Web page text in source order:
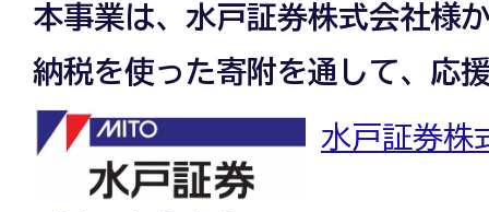
本事業は、水戸証券株式会社様
納税を使った寄附を通して、応
水戸証券株